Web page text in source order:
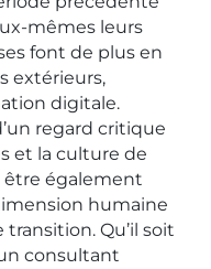
mêmes leurs
font de plus en
extérieurs,
digitale.
regard critique
et la culture de
être également
humaine
Qu’il soit
consultant